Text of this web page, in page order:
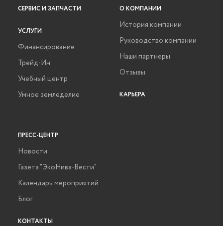
СЕРВИС И ЗАПЧАСТИ
УСЛУГИ
Финансирование
Трейд-Ин
Учебный центр
Умное земледелие
О КОМПАНИИ
История компании
Руководство компании
Наши партнеры
Отзывы
КАРЬЕРА
ПРЕСС-ЦЕНТР
Новости
Газета "ЭкоНива-Вести"
Календарь мероприятий
Блог
КОНТАКТЫ